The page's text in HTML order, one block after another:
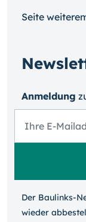
Seite
Anmeldung
Der Baulinks-
wieder